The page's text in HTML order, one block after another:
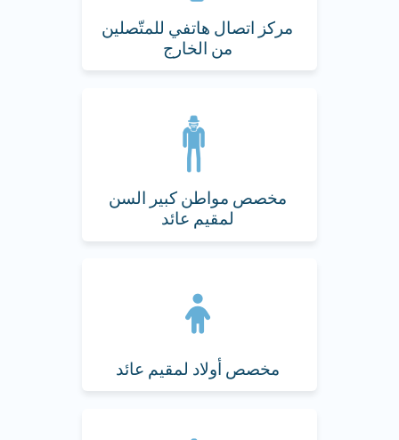
مركز اتصال هاتفي للمتّصلين
من الخارج
مخصص مواطن كبير السن
لمقيم عائد
مخصص أولاد لمقيم عائد